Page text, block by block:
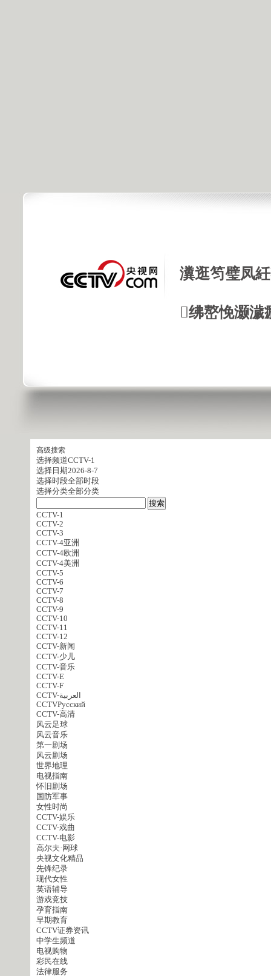
瀵逛笉璧凤
绋嶅悗灏
高级搜索
选择频道CCTV-1
选择日期2026-8-7
选择时段全部时段
选择分类全部分类
CCTV-1
CCTV-2
CCTV-3
CCTV-4亚洲
CCTV-4欧洲
CCTV-4美洲
CCTV-5
CCTV-6
CCTV-7
CCTV-8
CCTV-9
CCTV-10
CCTV-11
CCTV-12
CCTV-新闻
CCTV-少儿
CCTV-音乐
CCTV-E
CCTV-F
CCTV-العربية
CCTVPусский
CCTV-高清
风云足球
风云音乐
第一剧场
风云剧场
世界地理
电视指南
怀旧剧场
国防军事
女性时尚
CCTV-娱乐
CCTV-戏曲
CCTV-电影
高尔夫·网球
央视文化精品
先锋纪录
现代女性
英语辅导
游戏竞技
孕育指南
早期教育
CCTV证券资讯
中学生频道
电视购物
彩民在线
法律服务